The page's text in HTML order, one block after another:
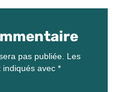
pas publiée. Les
indiqués avec *